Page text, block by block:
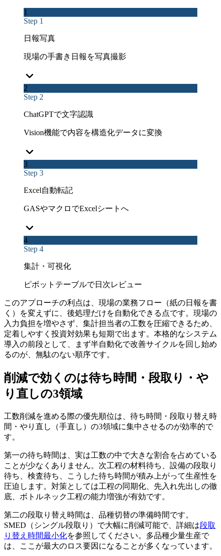
1
Step 1
日報写真
現場の手書き日報を写真撮影
2
Step 2
ChatGPTで文字認識
Vision機能で内容を構造化データに変換
3
Step 3
Excel自動転記
GASやマクロでExcelシートへ
4
Step 4
集計・可視化
ピボットテーブルで日次レビュー
このアプローチの利点は、現場の業務フロー（紙の日報を書
く）を変えずに、後処理だけを自動化できる点です。現場の
入力負担を増やさず、集計担当者の工数を圧縮できるため、
定着しやすく投資対効果も短期で出ます。本格的なシステム
導入の前段として、まず半自動化で改善サイクルを回し始め
るのが、無駄のない順序です。
削減で効くのは待ち時間・段取り・や
り直しの3領域
工数削減を進める際の優先順位は、待ち時間・段取り替え時
間・やり直し（手直し）の3領域に集中させるのが効率的で
す。
第一の待ち時間は、実は工数の中で大きな割合を占めている
ことが少なくありません。次工程の材料待ち、設備の段取り
待ち、検査待ち、こうした待ち時間が積み上がって生産性を
圧迫します。対策としては工程の同期化、先入れ先出しの徹
底、ボトルネック工程の能力増強が有効です。
第二の段取り替え時間は、品種切替の準備時間です。
SMED（シングル段取り）で大幅に削減可能で、詳細は段取
り替え時間最小化を参照してください。多品種少量生産で
は、ここが最大のロス要因になることが多くなっています。